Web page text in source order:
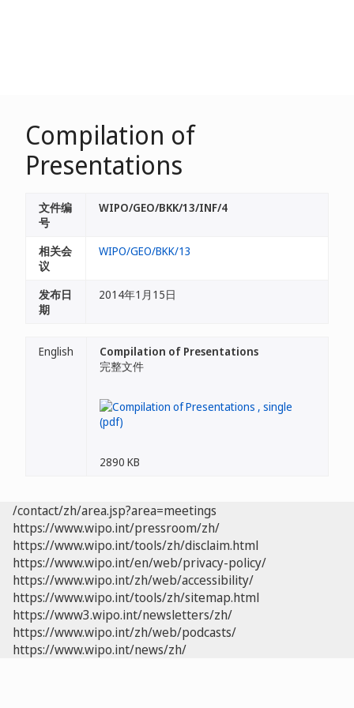
Compilation of
Presentations
文件编
号
WIPO/GEO/BKK/13/INF/4
相关会
议
WIPO/GEO/BKK/13
发布日
期
2014年1月15日
English
Compilation of Presentations
完整文件
2890 KB
/contact/zh/area.jsp?area=meetings
https://www.wipo.int/pressroom/zh/
https://www.wipo.int/tools/zh/disclaim.html
https://www.wipo.int/en/web/privacy-policy/
https://www.wipo.int/zh/web/accessibility/
https://www.wipo.int/tools/zh/sitemap.html
https://www3.wipo.int/newsletters/zh/
https://www.wipo.int/zh/web/podcasts/
https://www.wipo.int/news/zh/